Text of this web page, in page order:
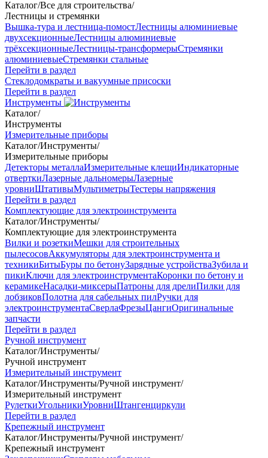
Каталог/Все для строительства/
Лестницы и стремянки
Вышка-тура и лестница-помостЛестницы алюминиевые
двухсекционныеЛестницы алюминиевые
трёхсекционныеЛестницы-трансформерыСтремянки
алюминиевыеСтремянки стальные
Перейти в раздел
Стеклодомкраты и вакуумные присоски
Перейти в раздел
Инструменты
Каталог/
Инструменты
Измерительные приборы
Каталог/Инструменты/
Измерительные приборы
Детекторы металлаИзмерительные клещиИндикаторные
отверткиЛазерные дальномерыЛазерные
уровниШтативыМультиметрыТестеры напряжения
Перейти в раздел
Комплектующие для электроинструмента
Каталог/Инструменты/
Комплектующие для электроинструмента
Вилки и розеткиМешки для строительных
пылесосовАккумуляторы для электроинструмента и
техникиБитыБуры по бетонуЗарядные устройстваЗубила и
пикиКлючи для электроинструментаКоронки по бетону и
керамикеНасадки-миксерыПатроны для дрелиПилки для
лобзиковПолотна для сабельных пилРучки для
электроинструментаСверлаФрезыЦангиОригинальные
запчасти
Перейти в раздел
Ручной инструмент
Каталог/Инструменты/
Ручной инструмент
Измерительный инструмент
Каталог/Инструменты/Ручной инструмент/
Измерительный инструмент
РулеткиУгольникиУровниШтангенциркули
Перейти в раздел
Крепежный инструмент
Каталог/Инструменты/Ручной инструмент/
Крепежный инструмент